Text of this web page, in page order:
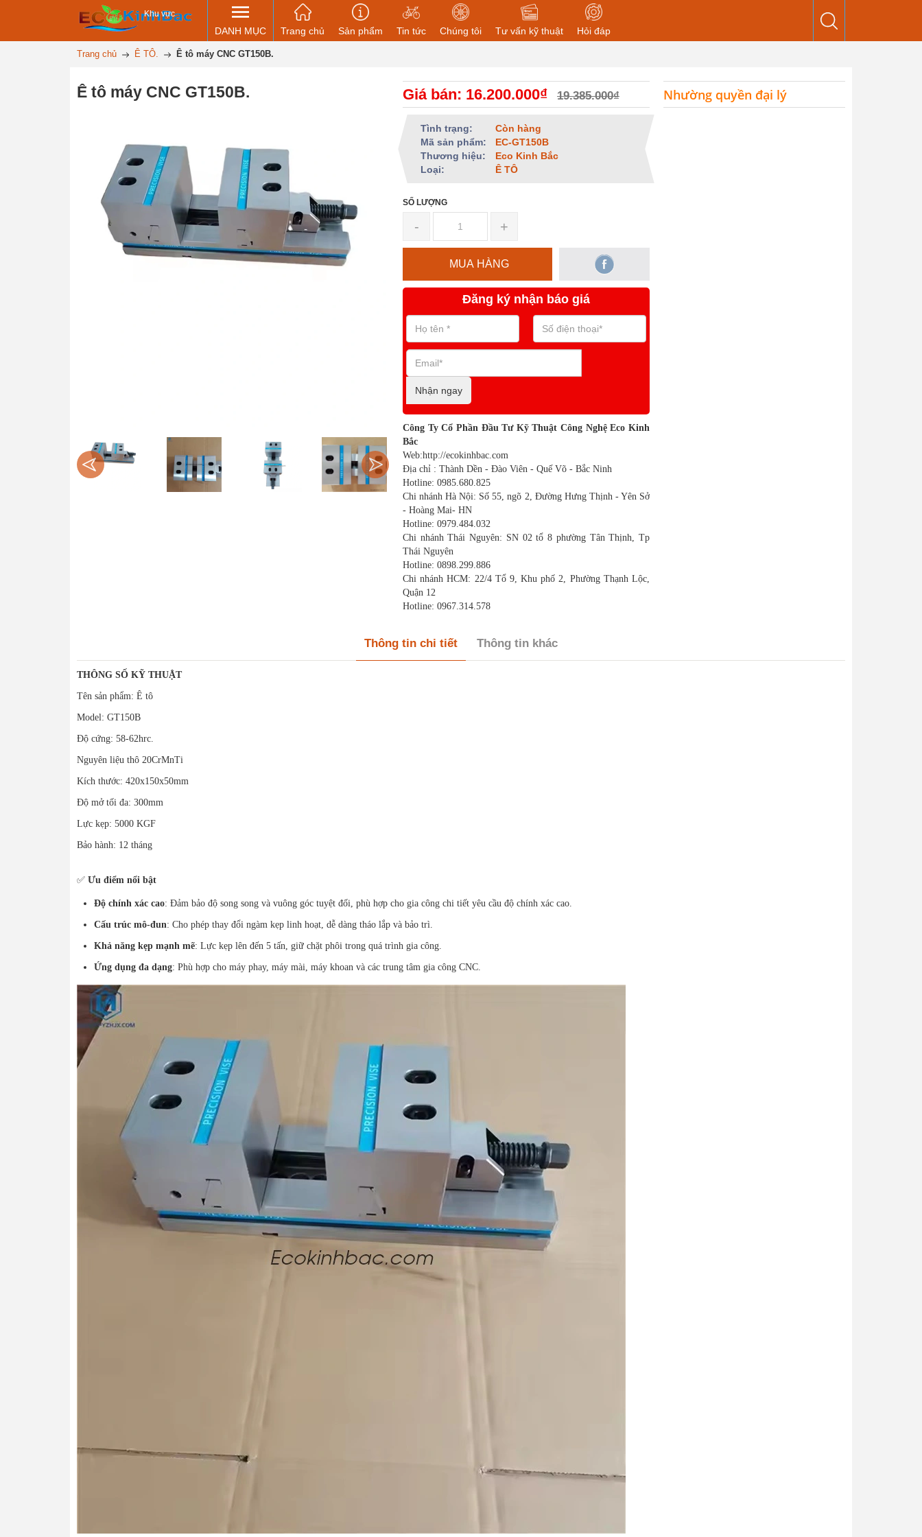
Khu vực
DANH MỤC Trang chủ Sản phẩm Tin tức Chúng tôi Tư vấn kỹ thuật Hỏi đáp
Trang chủ Ê TÔ. Ê tô máy CNC GT150B.
Ê tô máy CNC GT150B. Giá bán: 16.200.000₫ 19.385.000₫
Tình trạng:
Còn hàng
Mã sản phẩm:
EC-GT150B
Thương hiệu:
Eco Kinh Bắc
Loại:
Ê TÔ
SỐ LƯỢNG
- +
MUA HÀNG
Đăng ký nhận báo giá
Nhận ngay
Công Ty Cổ Phần Đầu Tư Kỹ Thuật Công Nghệ Eco Kinh
Bắc
Web:http://ecokinhbac.com
Địa chỉ : Thành Dền - Đào Viên - Quế Võ - Bắc Ninh
Hotline: 0985.680.825
Chi nhánh Hà Nội: Số 55, ngõ 2, Đường Hưng Thịnh - Yên Sở
- Hoàng Mai- HN
Hotline: 0979.484.032
Chi nhánh Thái Nguyên: SN 02 tổ 8 phường Tân Thịnh, Tp
Thái Nguyên
Hotline: 0898.299.886
Chi nhánh HCM: 22/4 Tổ 9, Khu phố 2, Phường Thạnh Lộc,
Quận 12
Hotline: 0967.314.578
Nhường quyền đại lý
Thông tin chi tiết Thông tin khác
THÔNG SỐ KỸ THUẬT
Tên sản phẩm: Ê tô
Model: GT150B
Độ cứng: 58-62hrc.
Nguyên liệu thô 20CrMnTi
Kích thước: 420x150x50mm
Độ mở tối đa: 300mm
Lực kẹp: 5000 KGF
Bảo hành: 12 tháng
✅ Ưu điểm nổi bật
Độ chính xác cao: Đảm bảo độ song song và vuông góc tuyệt đối, phù hợp cho gia công chi tiết yêu cầu độ chính xác cao.
Cấu trúc mô-đun: Cho phép thay đổi ngàm kẹp linh hoạt, dễ dàng tháo lắp và bảo trì.
Khả năng kẹp mạnh mẽ: Lực kẹp lên đến 5 tấn, giữ chặt phôi trong quá trình gia công.
Ứng dụng đa dạng: Phù hợp cho máy phay, máy mài, máy khoan và các trung tâm gia công CNC.